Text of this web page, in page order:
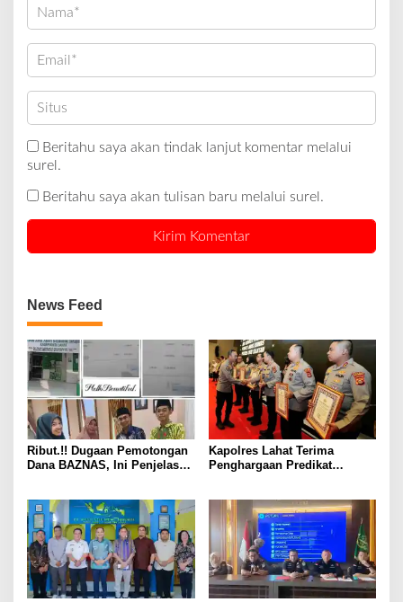
Beritahu saya akan tindak lanjut komentar melalui
surel.
Beritahu saya akan tulisan baru melalui surel.
News Feed
Ribut.!! Dugaan Pemotongan
Dana BAZNAS, Ini Penjelasan
Kapolres Lahat Terima
Penghargaan Predikat